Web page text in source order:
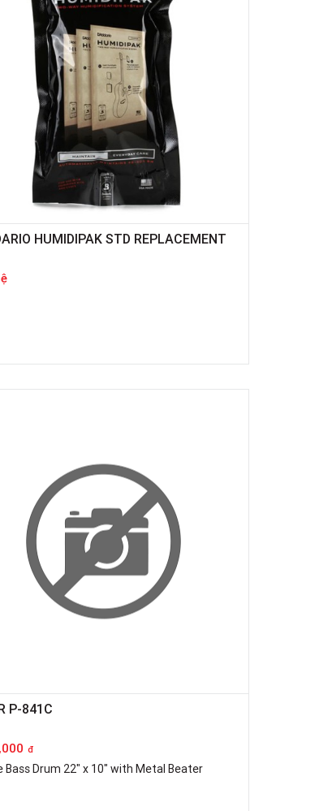
HUMIDIPAK STD REPLACEMENT
P-841C
đ
Bass Drum 22" x 10" with Metal Beater